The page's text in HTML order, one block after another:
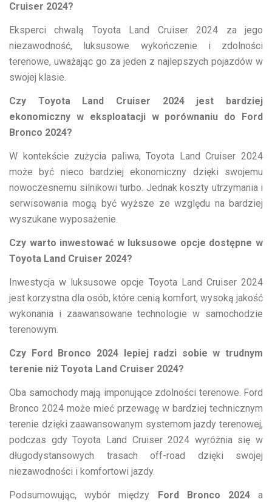
Cruiser 2024?
Eksperci chwalą Toyota Land Cruiser 2024 za jego
niezawodność, luksusowe wykończenie i zdolności
terenowe, uważając go za jeden z najlepszych pojazdów w
swojej klasie.
Czy Toyota Land Cruiser 2024 jest bardziej
ekonomiczny w eksploatacji w porównaniu do Ford
Bronco 2024?
W kontekście zużycia paliwa, Toyota Land Cruiser 2024
może być nieco bardziej ekonomiczny dzięki swojemu
nowoczesnemu silnikowi turbo. Jednak koszty utrzymania i
serwisowania mogą być wyższe ze względu na bardziej
wyszukane wyposażenie.
Czy warto inwestować w luksusowe opcje dostępne w
Toyota Land Cruiser 2024?
Inwestycja w luksusowe opcje Toyota Land Cruiser 2024
jest korzystna dla osób, które cenią komfort, wysoką jakość
wykonania i zaawansowane technologie w samochodzie
terenowym.
Czy Ford Bronco 2024 lepiej radzi sobie w trudnym
terenie niż Toyota Land Cruiser 2024?
Oba samochody mają imponujące zdolności terenowe. Ford
Bronco 2024 może mieć przewagę w bardziej technicznym
terenie dzięki zaawansowanym systemom jazdy terenowej,
podczas gdy Toyota Land Cruiser 2024 wyróżnia się w
długodystansowych trasach off-road dzięki swojej
niezawodności i komfortowi jazdy.
Podsumowując, wybór między Ford Bronco 2024a